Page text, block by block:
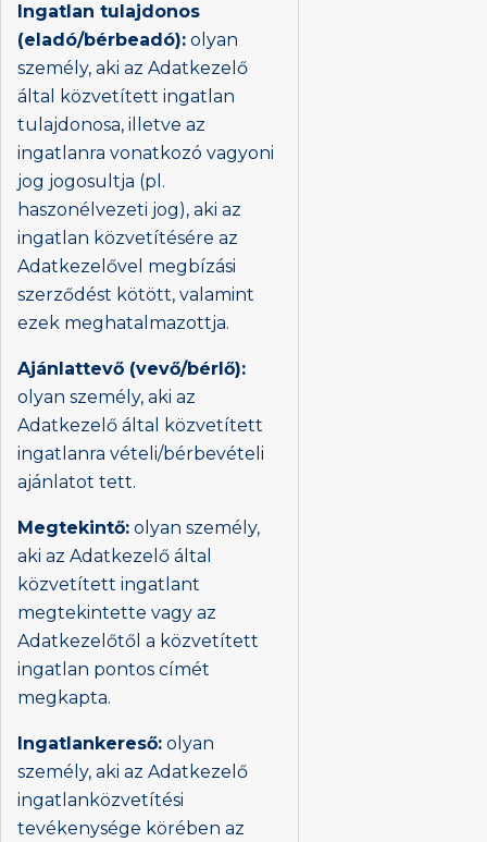
Ingatlan tulajdonos
(eladó/bérbeadó): olyan
személy, aki az Adatkezelő
által közvetített ingatlan
tulajdonosa, illetve az
ingatlanra vonatkozó vagyoni
jog jogosultja (pl.
haszonélvezeti jog), aki az
ingatlan közvetítésére az
Adatkezelővel megbízási
szerződést kötött, valamint
ezek meghatalmazottja.
Ajánlattevő (vevő/bérlő):
olyan személy, aki az
Adatkezelő által közvetített
ingatlanra vételi/bérbevételi
ajánlatot tett.
Megtekintő: olyan személy,
aki az Adatkezelő által
közvetített ingatlant
megtekintette vagy az
Adatkezelőtől a közvetített
ingatlan pontos címét
megkapta.
Ingatlankereső: olyan
személy, aki az Adatkezelő
ingatlanközvetítési
tevékenysége körében az